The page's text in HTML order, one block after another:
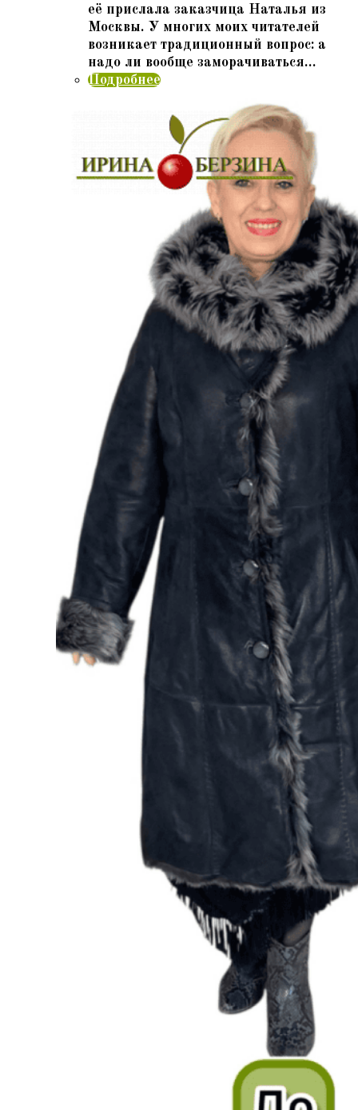
её прислала заказчица Наталья из
Москвы. У многих моих читателей
возникает традиционный вопрос: а
надо ли вообще заморачиваться…
Подробнее